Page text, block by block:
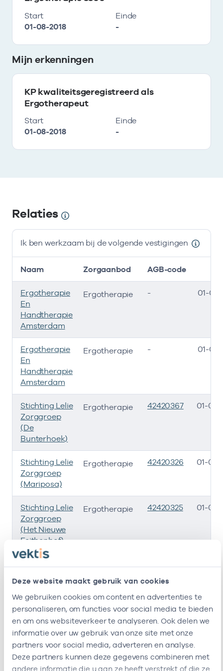
Deze website maakt gebruik van cookies
We gebruiken cookies om content en advertenties te
personaliseren, om functies voor social media te bieden
en om ons websiteverkeer te analyseren. Ook delen we
informatie over uw gebruik van onze site met onze
partners voor social media, adverteren en analyse.
Deze partners kunnen deze gegevens combineren met
andere informatie die u aan ze heeft verstrekt of die ze
Start
01-08-2018
Einde
-
Mijn erkenningen
KP kwaliteitsgeregistreerd als
Ergotherapeut
Start
01-08-2018
Einde
-
Relaties
Ik ben werkzaam bij de volgende vestigingen
Naam Zorgaanbod AGB-code
Ergotherapie
En
Handtherapie
Amsterdam
Ergotherapie - 01-
Ergotherapie
En
Handtherapie
Amsterdam
Ergotherapie - 01-
Stichting Lelie
Zorggroep
(De
Bunterhoek)
Ergotherapie 42420367 01-07-
Stichting Lelie
Zorggroep
(Mariposa)
Ergotherapie 42420326 01-07-
Stichting Lelie
Zorggroep
(Het Nieuwe
Feithenhof)
Ergotherapie 42420325 01-07-
(Rehoboth)
Ergotherapie
Stichting Lelie
Zorggroep
(De
Boskamp)
Ergotherapie 42420330 01-07-
Viva ! Ergotherapie 47471585 21-